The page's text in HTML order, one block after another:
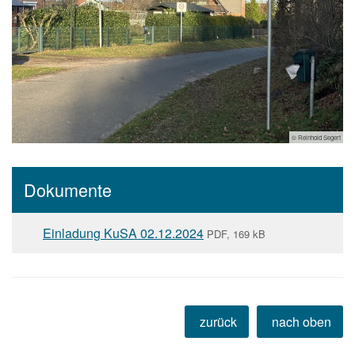
© Reinhold Segert
Dokumente
Einladung KuSA 02.12.2024 PDF, 169 kB
zurück nach oben